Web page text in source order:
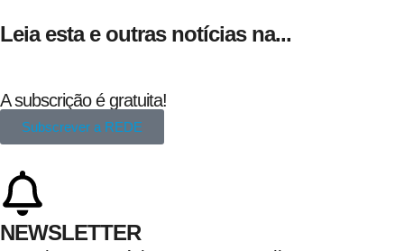
Leia esta e outras notícias na...
A subscrição é gratuita!
Subscrever a REDE
NEWSLETTER